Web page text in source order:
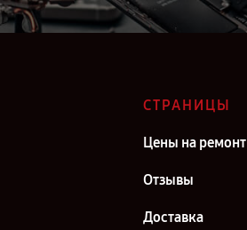
СТРАНИЦЫ
Цены на ремонт
Отзывы
Доставка